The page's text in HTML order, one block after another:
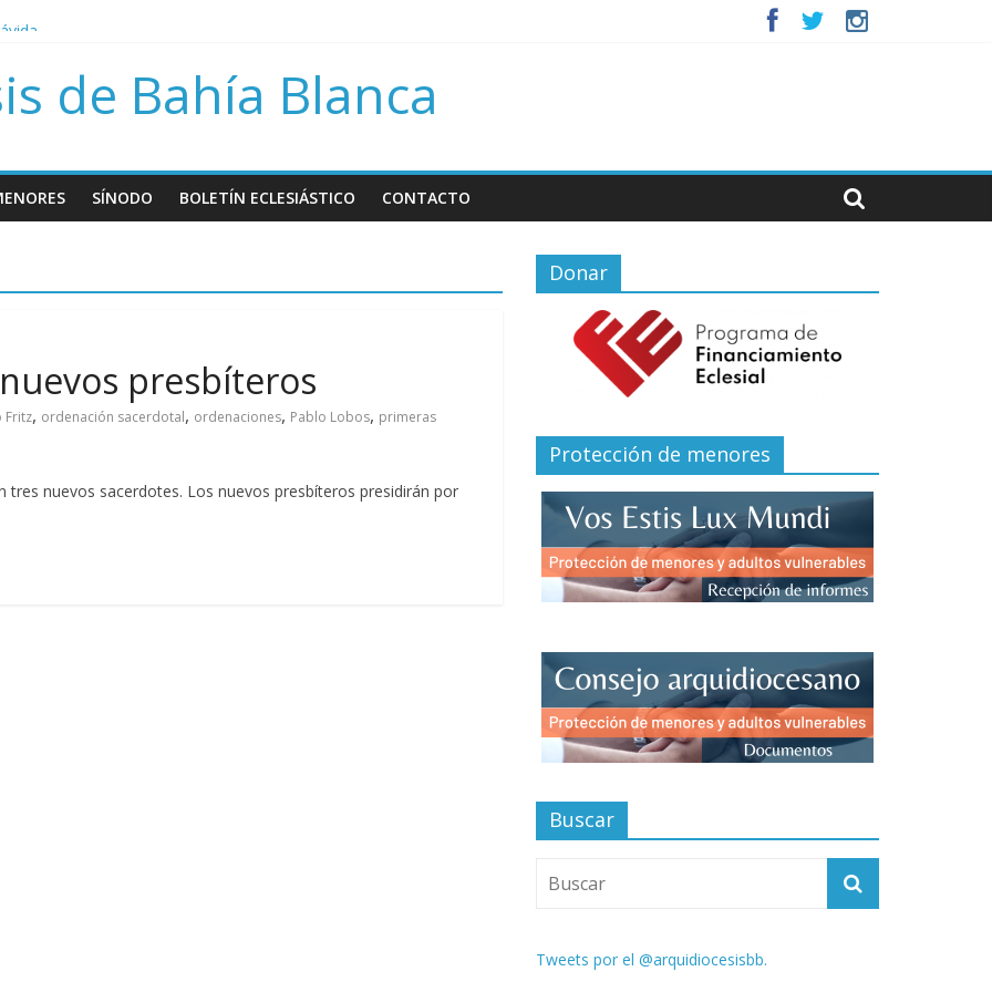
del día del niño por nacer
de Bahía Blanca
SÍNODO BOLETÍN ECLESIÁSTICO CONTACTO
presbíteros
Fritz, ordenación sacerdotal, ordenaciones, Pablo Lobos, primeras
tres nuevos sacerdotes. Los nuevos presbíteros presidirán por
Donar
Protección de menores
Buscar
Tweets por el @arquidiocesisbb.